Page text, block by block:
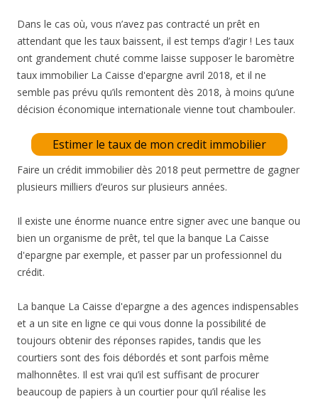
Dans le cas où, vous n’avez pas contracté un prêt en
attendant que les taux baissent, il est temps d’agir ! Les taux
ont grandement chuté comme laisse supposer le baromètre
taux immobilier La Caisse d'epargne avril 2018, et il ne
semble pas prévu qu’ils remontent dès 2018, à moins qu’une
décision économique internationale vienne tout chambouler.
Estimer le taux de mon credit immobilier
Faire un crédit immobilier dès 2018 peut permettre de gagner
plusieurs milliers d’euros sur plusieurs années.
Il existe une énorme nuance entre signer avec une banque ou
bien un organisme de prêt, tel que la banque La Caisse
d'epargne par exemple, et passer par un professionnel du
crédit.
La banque La Caisse d'epargne a des agences indispensables
et a un site en ligne ce qui vous donne la possibilité de
toujours obtenir des réponses rapides, tandis que les
courtiers sont des fois débordés et sont parfois même
malhonnêtes. Il est vrai qu’il est suffisant de procurer
beaucoup de papiers à un courtier pour qu’il réalise les